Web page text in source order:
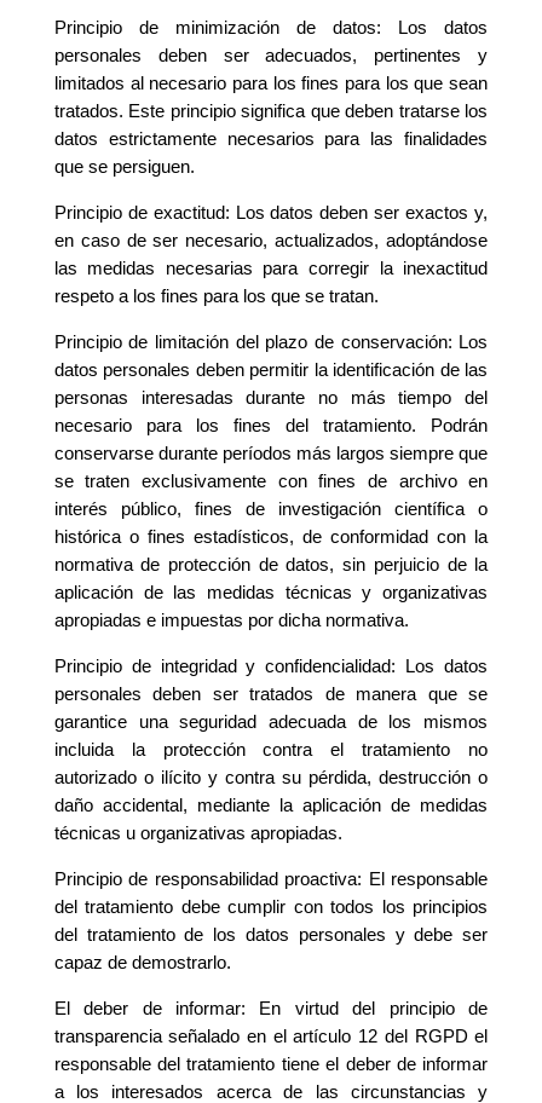
Principio de minimización de datos: Los datos
personales deben ser adecuados, pertinentes y
limitados al necesario para los fines para los que sean
tratados. Este principio significa que deben tratarse los
datos estrictamente necesarios para las finalidades
que se persiguen.
Principio de exactitud: Los datos deben ser exactos y,
en caso de ser necesario, actualizados, adoptándose
las medidas necesarias para corregir la inexactitud
respeto a los fines para los que se tratan.
Principio de limitación del plazo de conservación: Los
datos personales deben permitir la identificación de las
personas interesadas durante no más tiempo del
necesario para los fines del tratamiento. Podrán
conservarse durante períodos más largos siempre que
se traten exclusivamente con fines de archivo en
interés público, fines de investigación científica o
histórica o fines estadísticos, de conformidad con la
normativa de protección de datos, sin perjuicio de la
aplicación de las medidas técnicas y organizativas
apropiadas e impuestas por dicha normativa.
Principio de integridad y confidencialidad: Los datos
personales deben ser tratados de manera que se
garantice una seguridad adecuada de los mismos
incluida la protección contra el tratamiento no
autorizado o ilícito y contra su pérdida, destrucción o
daño accidental, mediante la aplicación de medidas
técnicas u organizativas apropiadas.
Principio de responsabilidad proactiva: El responsable
del tratamiento debe cumplir con todos los principios
del tratamiento de los datos personales y debe ser
capaz de demostrarlo.
El deber de informar: En virtud del principio de
transparencia señalado en el artículo 12 del RGPD el
responsable del tratamiento tiene el deber de informar
a los interesados acerca de las circunstancias y